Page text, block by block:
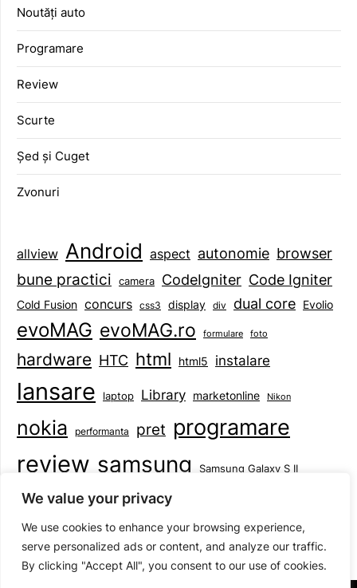
We value your privacy
We use cookies to enhance your browsing experience,
serve personalized ads or content, and analyze our traffic.
By clicking "Accept All", you consent to our use of cookies.
Noutăți auto
Programare
Review
Scurte
Șed și Cuget
Zvonuri
allview Android aspect autonomie browser
bune practici camera CodeIgniter Code Igniter
Cold Fusion concurs css3 display div dual core Evolio
evoMAG evoMAG.ro formulare foto
hardware HTC html html5 instalare
lansare laptop Library marketonline Nikon
nokia performanta pret programare
review samsung Samsung Galaxy S II
smartphone specificatii standarde